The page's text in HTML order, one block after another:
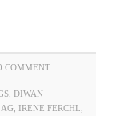
COMMENT
DIWAN
IRENE FERCHL